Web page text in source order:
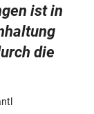
ist in
die